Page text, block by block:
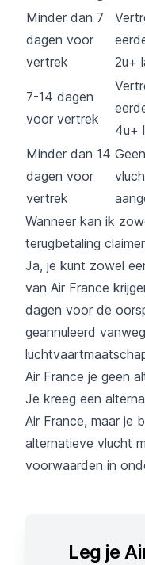
Minder dan 7
dagen voor
vertrek
2u+
7-14 dagen
voor vertrek
4u+
Minder dan 14
dagen voor
vertrek
Wanneer kan ik
terugbetaling
Ja, je kunt zowel
van Air France
dagen voor de
geannuleerd
Air France je geen
Je kreeg een
Air France, maar je
alternatieve vlucht
voorwaarden in
Leg je